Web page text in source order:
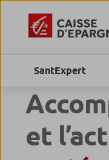
et